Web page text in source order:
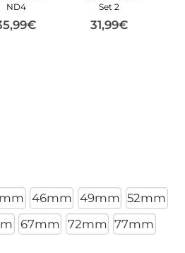
ND4
Set 2
31,99€
46mm 49mm 52mm
67mm 72mm 77mm